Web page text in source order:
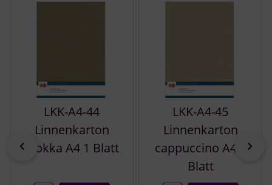
zurück
LKK-A4-44
Linnenkarton
Mokka A4 1 Blatt
LKK-A4-45
Linnenkarton
cappuccino A4 1
Blatt